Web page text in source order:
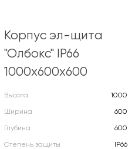
Корпус эл-щита
"Олбокс" IP66
1000х600х600
Высота
1000
Ширина
600
Глубина
600
Степень защиты
IP66